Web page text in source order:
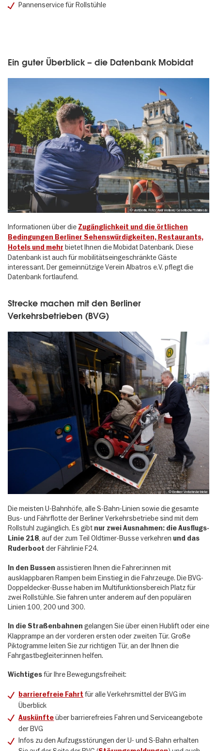
Pannenservice für Rollstühle
Ein guter Überblick – die Datenbank Mobidat
, © visitBerlin, Foto: Andi Weiland/Gesellschaftsbilder.de
Informationen über die Zugänglichkeit und die örtlichen
Bedingungen Berliner Sehenswürdigkeiten, Restaurants,
Hotels und mehr bietet Ihnen die Mobidat Datenbank. Diese
Datenbank ist auch für mobilitätseingeschränkte Gäste
interessant. Der gemeinnützige Verein Albatros e.V. pflegt die
Datenbank fortlaufend.
Strecke machen mit den Berliner
Verkehrsbetrieben (BVG)
, © Berliner Verkehrsbetriebe
Die meisten U-Bahnhöfe, alle S-Bahn-Linien sowie die gesamte
Bus- und Fährflotte der Berliner Verkehrsbetriebe sind mit dem
Rollstuhl zugänglich. Es gibt nur zwei Ausnahmen: die Ausflugs-
Linie 218 , auf der zum Teil Oldtimer-Busse verkehren und das
Ruderboot der Fährlinie F24.
In den Bussen assistieren Ihnen die Fahrer:innen mit
ausklappbaren Rampen beim Einstieg in die Fahrzeuge. Die BVG-
Doppeldecker-Busse haben im Multifunktionsbereich Platz für
zwei Rollstühle. Sie fahren unter anderem auf den populären
Linien 100, 200 und 300.
In die Straßenbahnen gelangen Sie über einen Hublift oder eine
Klapprampe an der vorderen ersten oder zweiten Tür. Große
Piktogramme leiten Sie zur richtigen Tür, an der Ihnen die
Fahrgastbegleiter:innen helfen.
Wichtigesfür Ihre Bewegungsfreiheit:
barrierefreie Fahrt für alle Verkehrsmittel der BVG im
Überblick
Auskünfteüber barrierefreies Fahren und Serviceangebote
der BVG
Infos zu den Aufzugsstörungen der U- und S-Bahn erhalten